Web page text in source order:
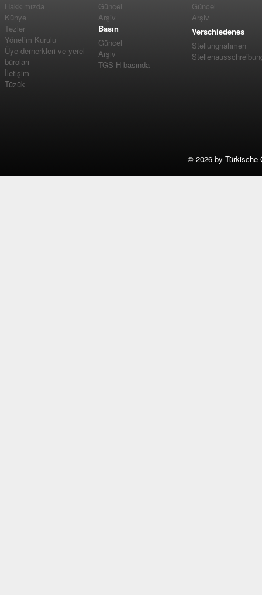
Hakkımızda
Künye
Tezler
Yönetim Kurulu
Üye dernerkleri ve yerel
büroları
İletişim
Tüzük
Güncel
Arşiv
Basın
Güncel
Arşiv
TGS-H basında
Güncel
Arşiv
Verschiedenes
Stellungnahmen
© 2026 by Türkische